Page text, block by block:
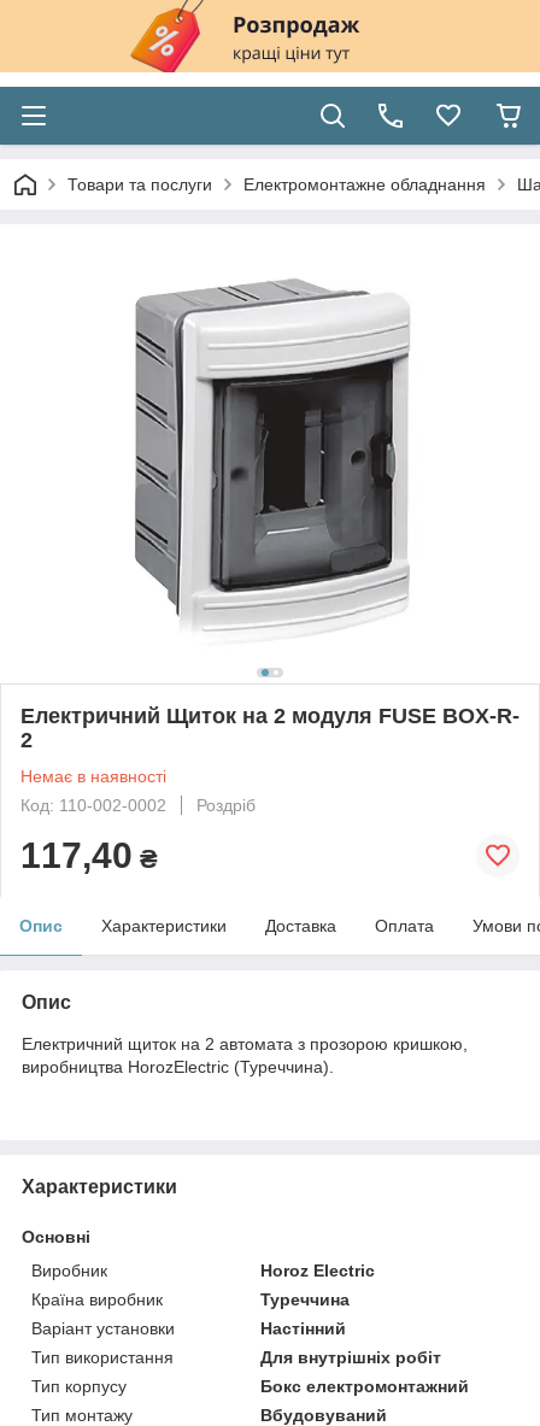
Товари та послуги Електромонтажне обладнання
Електричний Щиток на 2 модуля FUSE BOX-R-
2
Немає в наявності
Код: 110-002-0002
Роздріб
117,40 ₴
Опис Характеристики Доставка Оплата Умови
Опис
Електричний щиток на 2 автомата з прозорою кришкою,
виробництва HorozElectric (Туреччина).
Характеристики
Основні
Виробник
Horoz Electric
Країна виробник
Туреччина
Варіант установки
Настінний
Тип використання
Для внутрішніх робіт
Тип корпусу
Бокс електромонтажний
Тип монтажу
Вбудовуваний